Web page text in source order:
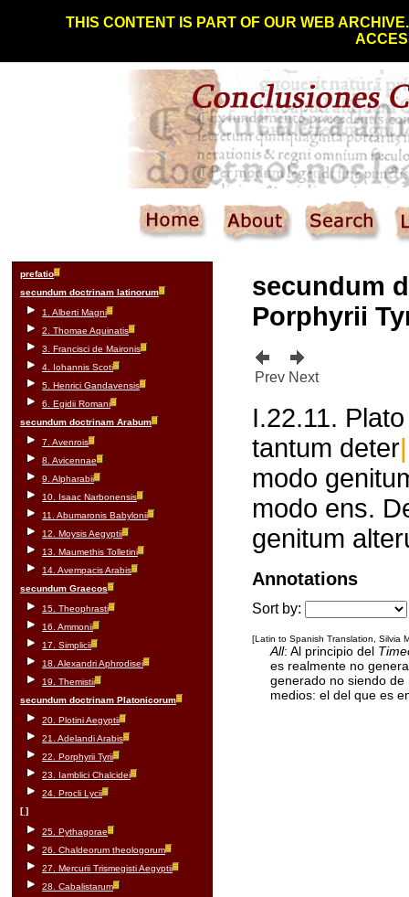
THIS CONTENT IS PART OF OUR WEB
prefatio
secundum doctrinam latinorum
1. Alberti Magni
2. Thomae Aquinatis
3. Francisci de Maironis
4. Iohannis Scoti
5. Henrici Gandavensis
6. Egidii Romani
secundum doctrinam Arabum
7. Avenrois
8. Avicennae
9. Alpharabii
10. Isaac Narbonensis
11. Abumaronis Babylonii
12. Moysis Aegyptii
13. Maumethis Tolletini
14. Avempacis Arabis
secundum Graecos
15. Theophrasti
16. Ammonii
17. Simplicii
18. Alexandri Aphrodisei
19. Themistii
secundum doctrinam Platonicorum
20. Plotini Aegyptii
21. Adelandi Arabis
22. Porphyrii Tyrii
23. Iamblici Chalcidei
24. Procli Lycii
[ ]
25. Pythagorae
26. Chaldeorum theologorum
27. Mercurii Trismegisti Aegyptii
28. Cabalistarum
secundum
Porphyrii
Prev Next
I.22.11.
tantum deter|
modo
modo ens.
genitum
Annotations
Sort by:
[Latin to Spanish Translation, Silvia
All: Al principio del
es realmente no
generado no siendo
medios: el del que es